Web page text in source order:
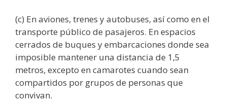
(c) En aviones, trenes y autobuses, así como en el
transporte público de pasajeros. En espacios
cerrados de buques y embarcaciones donde sea
imposible mantener una distancia de 1,5
metros, excepto en camarotes cuando sean
compartidos por grupos de personas que
convivan.